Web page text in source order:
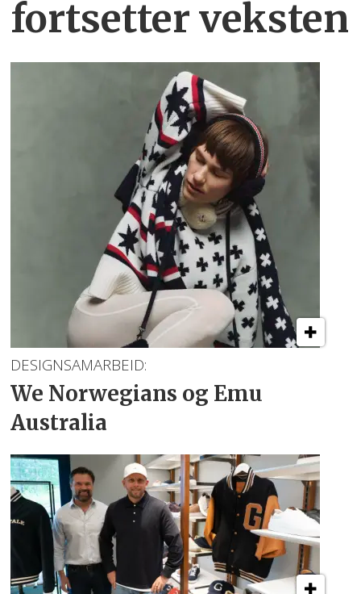
fortsetter veksten
DESIGNSAMARBEID:
We Norwegians og Emu
Australia